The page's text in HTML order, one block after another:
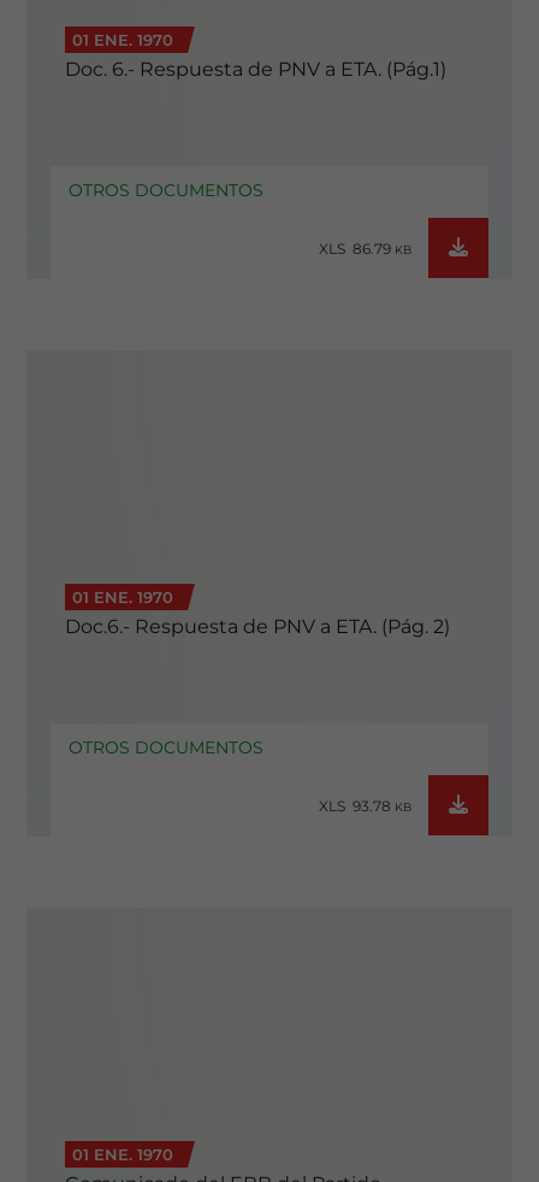
01 ENE. 1970
Doc. 6.- Respuesta de PNV a ETA. (Pág.1)
OTROS DOCUMENTOS
XLS 86.79 KB
01 ENE. 1970
Doc.6.- Respuesta de PNV a ETA. (Pág. 2)
OTROS DOCUMENTOS
XLS 93.78 KB
01 ENE. 1970